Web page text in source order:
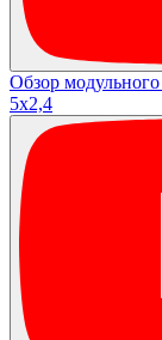
Обзор
5х2,4